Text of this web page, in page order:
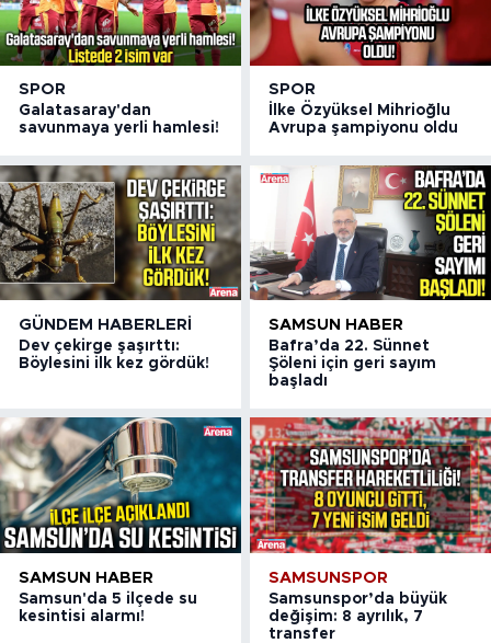
SPOR
Galatasaray'dan
savunmaya yerli hamlesi!
SPOR
İlke Özyüksel Mihrioğlu
Avrupa şampiyonu oldu
GÜNDEM HABERLERI
Dev çekirge şaşırttı:
Böylesini ilk kez gördük!
SAMSUN HABER
Bafra’da 22. Sünnet
Şöleni için geri sayım
başladı
SAMSUN HABER
Samsun'da 5 ilçede su
kesintisi alarmı!
SAMSUNSPOR
Samsunspor’da büyük
değişim: 8 ayrılık, 7
transfer